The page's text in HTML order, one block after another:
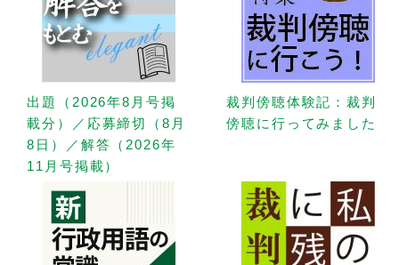
出題（2026年8月号掲
載分）／応募締切（8月
8日）／解答（2026年
11月号掲載）
裁判傍聴体験記：裁判
傍聴に行ってみました